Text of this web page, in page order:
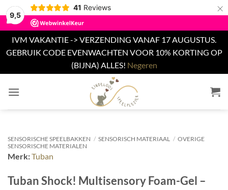
9,5
41 Reviews ×
IVM VAKANTIE -> VERZENDING VANAF 17 AUGUSTUS.
GEBRUIK CODE EVENWACHTEN VOOR 10% KORTING OP
(BIJNA) ALLES! Negeren
naar
SENSORISCHE SPEELBAKKEN / SENSORISCH MATERIAAL / OVERIGE
SENSORISCHE MATERIALEN
Merk:Tuban
Tuban Shock! Multisensory Foam-Gel –